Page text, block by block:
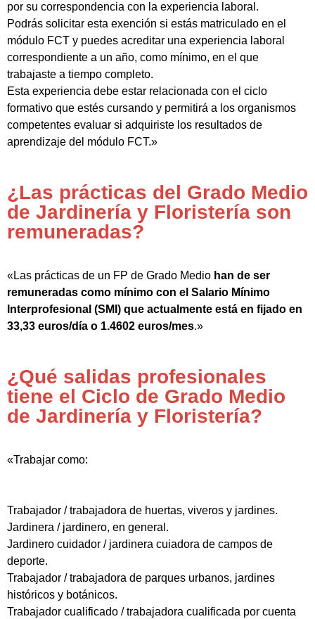
por su correspondencia con la experiencia laboral.
Podrás solicitar esta exención si estás matriculado en el
módulo FCT y puedes acreditar una experiencia laboral
correspondiente a un año, como mínimo, en el que
trabajaste a tiempo completo.
Esta experiencia debe estar relacionada con el ciclo
formativo que estés cursando y permitirá a los organismos
competentes evaluar si adquiriste los resultados de
aprendizaje del módulo FCT.»
¿Las prácticas del Grado Medio
de Jardinería y Floristería son
remuneradas?
«Las prácticas de un FP de Grado Medio han de ser
remuneradas como mínimo con el Salario Mínimo
Interprofesional (SMI) que actualmente está en fijado en
33,33 euros/día o 1.4602 euros/mes.»
¿Qué salidas profesionales
tiene el Ciclo de Grado Medio
de Jardinería y Floristería?
«Trabajar como:
Trabajador / trabajadora de huertas, viveros y jardines.
Jardinera / jardinero, en general.
Jardinero cuidador / jardinera cuiadora de campos de
deporte.
Trabajador / trabajadora de parques urbanos, jardines
históricos y botánicos.
Trabajador cualificado / trabajadora cualificada por cuenta